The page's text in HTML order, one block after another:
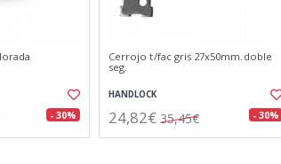
- 30%
Cerrojo t/fac gris 27x50mm.doble
seg.
HANDLOCK
24,82€ 35,45€ - 30%